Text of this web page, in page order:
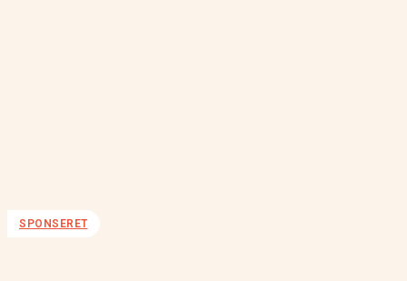
SPONSERET